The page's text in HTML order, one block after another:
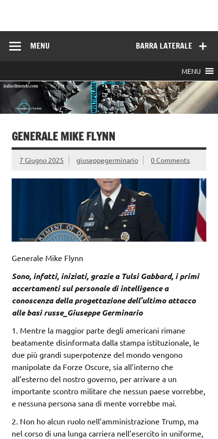
BARRA LATERALE
MENU
MENU
GENERALE MIKE FLYNN
7 Giugno 2025 giuseppegerminario 0 Comments
Generale Mike Flynn
Sono, infatti, iniziati, grazie a Tulsi Gabbard, i primi
accertamenti sul personale di intelligence a
conoscenza della progettazione dell’ultimo attacco
alle basi russe_Giuseppe Germinario
1. Mentre la maggior parte degli americani rimane
beatamente disinformata dalla stampa istituzionale, le
due più grandi superpotenze del mondo vengono
manipolate da Forze Oscure, sia all’interno che
all’esterno del nostro governo, per arrivare a un
importante scontro militare che nessun paese vorrebbe,
e nessuna persona sana di mente vorrebbe mai.
2. Non ho alcun ruolo nell’amministrazione Trump, ma
nel corso di una lunga carriera nell’esercito in uniforme,